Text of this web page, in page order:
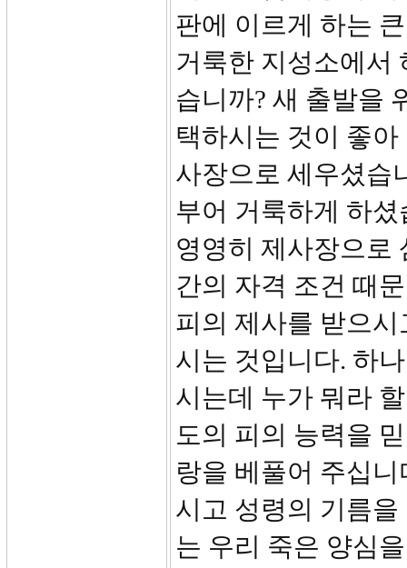
판에 이르게 하는
거룩한 지성소에서
습니까? 새 출발을
택하시는 것이 좋
사장으로 세우셨습
부어 거룩하게 하
영영히 제사장으로
간의 자격 조건 때
피의 제사를 받으
시는 것입니다. 하
시는데 누가 뭐라
도의 피의 능력을
랑을 베풀어 주십
시고 성령의 기름
는 우리 죽은 양심